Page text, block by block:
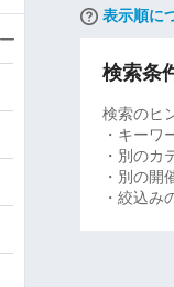
表示順に
検索条
検索のヒ
・キーワ
・別のカ
・別の開
・絞込み